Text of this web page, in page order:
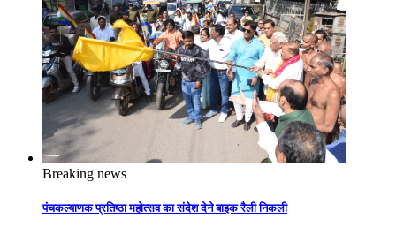
Breaking news
पंचकल्याणक प्रतिष्ठा महोत्सव का संदेश देने बाइक रैली निकली